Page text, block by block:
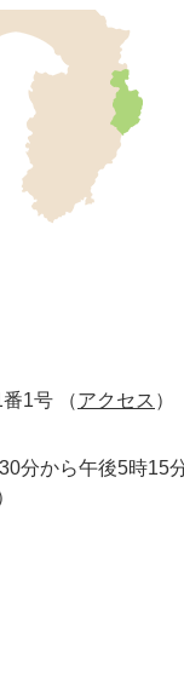
1号 （アクセス ）
分から午後5時15